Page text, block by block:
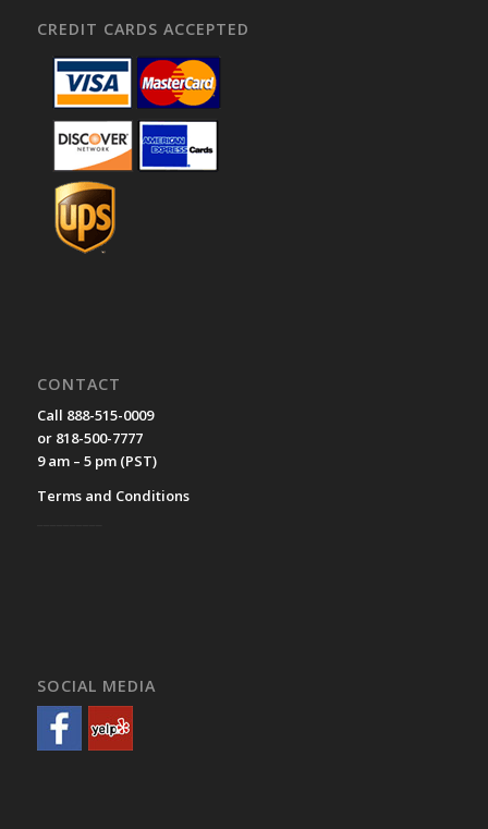
CREDIT CARDS ACCEPTED
CONTACT
Call 888-515-0009
or 818-500-7777
9 am – 5 pm (PST)
Terms and Conditions
SOCIAL MEDIA